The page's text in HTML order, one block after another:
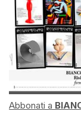
Abbonati a